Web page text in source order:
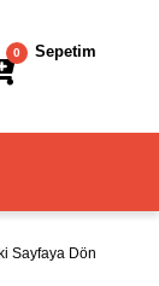
Sepetim
0
Sayfaya Dön